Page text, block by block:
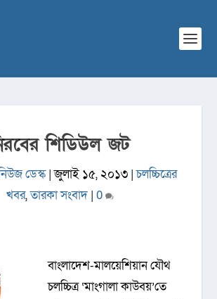
শিডিউল জট
ডেস্ক|জুলাই ১৫, ২০১৩|চলচ্চিত্রের
খবর,তারকা সংবাদ| 0
বাংলাদেশ-মালয়েশিয়ান যৌথ
চলচ্চিত্র ‘মাংগালা কাউবয়’তে